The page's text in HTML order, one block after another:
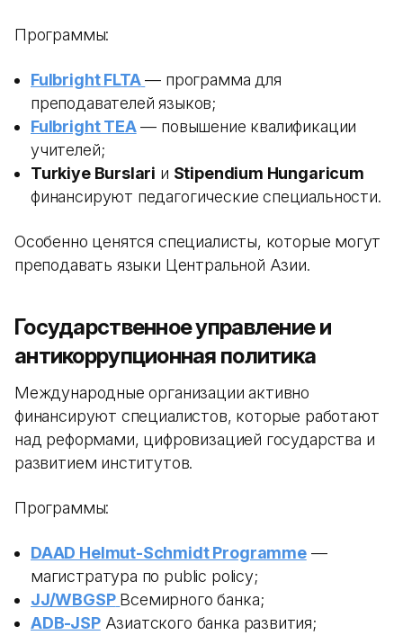
Программы:
Fulbright FLTA — программа для
преподавателей языков;
Fulbright TEA— повышение квалификации
учителей;
Turkiye Burslari и Stipendium Hungaricum
финансируют педагогические специальности.
Особенно ценятся специалисты, которые могут
преподавать языки Центральной Азии.
Государственное управление и
антикоррупционная политика
Международные организации активно
финансируют специалистов, которые работают
над реформами, цифровизацией государства и
развитием институтов.
Программы:
DAAD Helmut-Schmidt Programme—
магистратура по public policy;
JJ/WBGSP Всемирного банка;
ADB-JSPАзиатского банка развития;